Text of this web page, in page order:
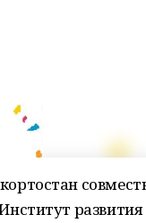
развития